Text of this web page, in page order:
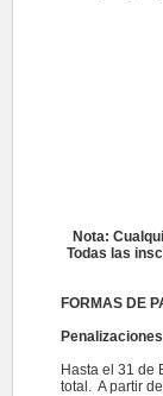
Nota:
Todas las
FORMAS DE
Hasta el 31 de
total. A partir